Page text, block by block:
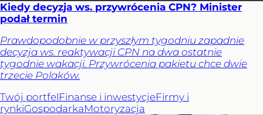
Kiedy decyzja ws. przywrócenia CPN? Minister
podał termin
Prawdopodobnie w przyszłym tygodniu zapadnie
decyzja ws. reaktywacji CPN na dwa ostatnie
tygodnie wakacji. Przywrócenia pakietu chce dwie
trzecie Polaków.
Twój portfelFinanse i inwestycjeFirmy i
rynkiGospodarkaMotoryzacja